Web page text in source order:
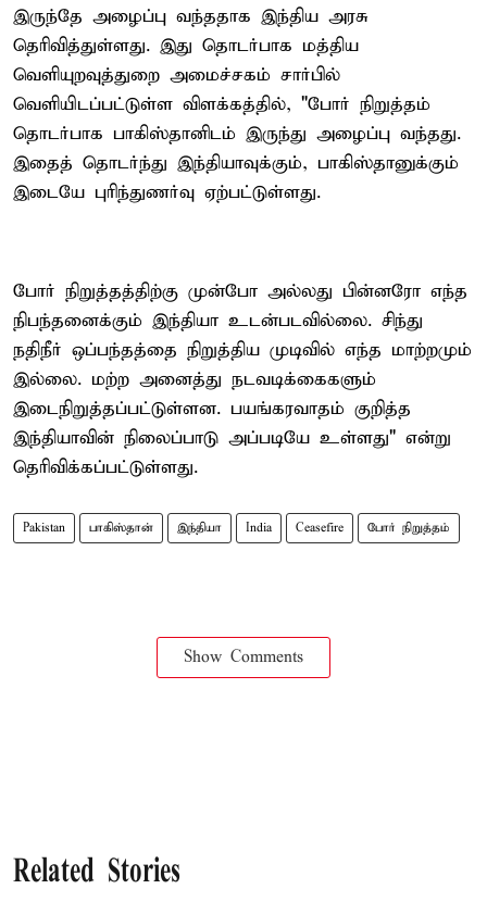
இருந்தே அழைப்பு வந்ததாக இந்திய அரசு
தெரிவித்துள்ளது. இது தொடர்பாக மத்திய
வெளியுறவுத்துறை அமைச்சகம் சார்பில்
வெளியிடப்பட்டுள்ள விளக்கத்தில், "போர் நிறுத்தம்
தொடர்பாக பாகிஸ்தானிடம் இருந்து அழைப்பு வந்தது.
இதைத் தொடர்ந்து இந்தியாவுக்கும், பாகிஸ்தானுக்கும்
இடையே புரிந்துணர்வு ஏற்பட்டுள்ளது.
போர் நிறுத்தத்திற்கு முன்போ அல்லது பின்னரோ எந்த
நிபந்தனைக்கும் இந்தியா உடன்படவில்லை. சிந்து
நதிநீர் ஒப்பந்தத்தை நிறுத்திய முடிவில் எந்த மாற்றமும்
இல்லை. மற்ற அனைத்து நடவடிக்கைகளும்
இடைநிறுத்தப்பட்டுள்ளன. பயங்கரவாதம் குறித்த
இந்தியாவின் நிலைப்பாடு அப்படியே உள்ளது" என்று
தெரிவிக்கப்பட்டுள்ளது.
Pakistan பாகிஸ்தான் இந்தியா India Ceasefire போர் நிறுத்தம்
Show Comments
Related Stories